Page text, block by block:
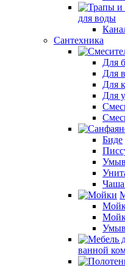
для воды
Сантехника
Для
Для
Для
Для
Биде
Чаша
ванной